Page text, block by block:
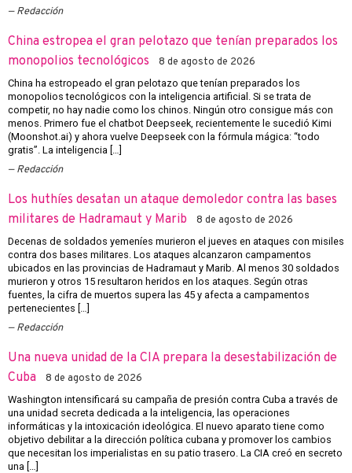
Redacción
China estropea el gran pelotazo que tenían preparados los
monopolios tecnológicos
8 de agosto de 2026
China ha estropeado el gran pelotazo que tenían preparados los
monopolios tecnológicos con la inteligencia artificial. Si se trata de
competir, no hay nadie como los chinos. Ningún otro consigue más con
menos. Primero fue el chatbot Deepseek, recientemente le sucedió Kimi
(Moonshot.ai) y ahora vuelve Deepseek con la fórmula mágica: “todo
gratis”. La inteligencia […]
Redacción
Los huthíes desatan un ataque demoledor contra las bases
militares de Hadramaut y Marib
8 de agosto de 2026
Decenas de soldados yemeníes murieron el jueves en ataques con misiles
contra dos bases militares. Los ataques alcanzaron campamentos
ubicados en las provincias de Hadramaut y Marib. Al menos 30 soldados
murieron y otros 15 resultaron heridos en los ataques. Según otras
fuentes, la cifra de muertos supera las 45 y afecta a campamentos
pertenecientes […]
Redacción
Una nueva unidad de la CIA prepara la desestabilización de
Cuba
8 de agosto de 2026
Washington intensificará su campaña de presión contra Cuba a través de
una unidad secreta dedicada a la inteligencia, las operaciones
informáticas y la intoxicación ideológica. El nuevo aparato tiene como
objetivo debilitar a la dirección política cubana y promover los cambios
que necesitan los imperialistas en su patio trasero. La CIA creó en secreto
una […]